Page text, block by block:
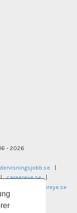
- 2026
careereye.se|
careereye.se